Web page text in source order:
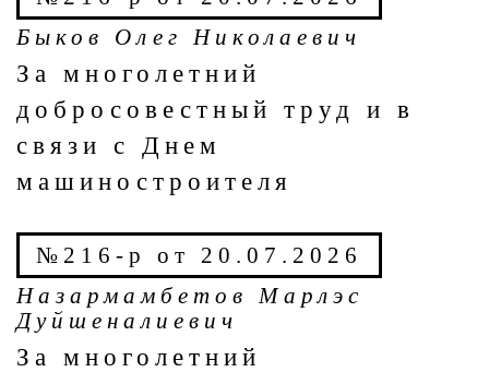
Быков Олег Николаевич
За многолетний
добросовестный труд и в
связи с Днем
машиностроителя
№216-р от 20.07.2026
Назармамбетов Марлэс
Дуйшеналиевич
За многолетний